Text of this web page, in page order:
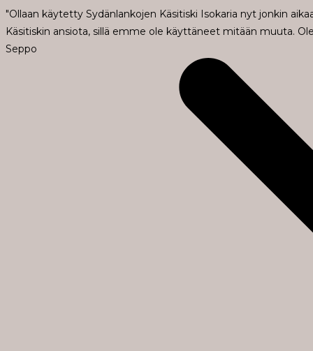
"Ollaan käytetty Sydänlankojen Käsitiski Isokaria nyt jonkin
Käsitiskin ansiota, sillä emme ole käyttäneet mitään muuta.
Seppo